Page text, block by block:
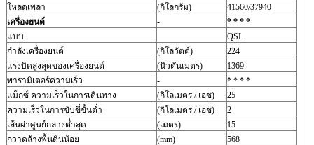
โหลดเพลา
(กิโลกรัม)
41560/37940
เครื่องยนต์
-
* * * *
แบบ
QSL
กำลังเครื่องยนต์
(กิโลวัตต์)
224
แรงบิดสูงสุดของเครื่องยนต์
(นิวตันเมตร)
1369
พารามิเตอร์ความเร็ว
-
* * * *
แม็กซ์ ความเร็วในการเดินทาง (กิโลเมตร / เอช)
25
ความเร็วในการขับขี่ขั้นต่ำ
(กิโลเมตร / เอช)
2
เส้นผ่าศูนย์กลางต่ำสุด
(เมตร)
15
กวาดล้างพื้นดินน้อย
(mm)
568